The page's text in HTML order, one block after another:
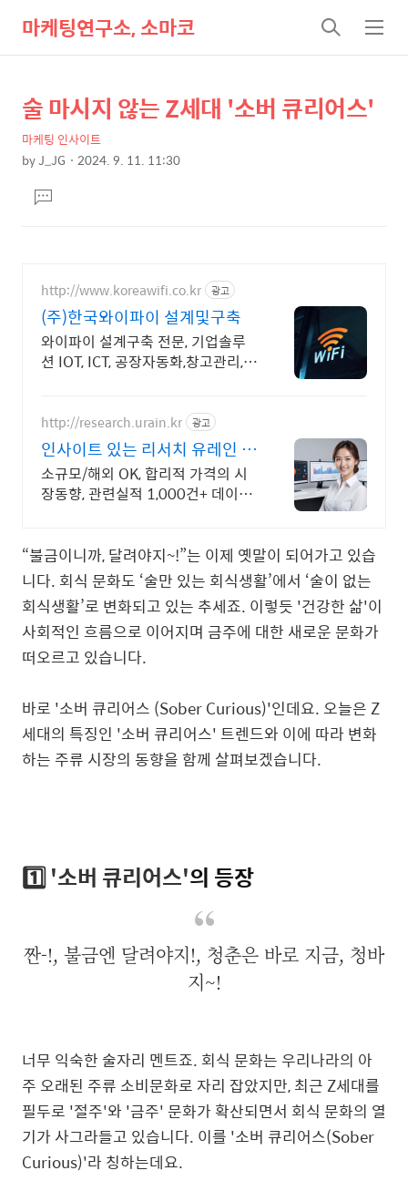
마케팅연구소, 소마코
검
색
메
뉴
상
세
컨
텐
츠
본
문
제
목
술 마시지 않는 Z세대 '소버 큐리어스'
마케팅 인사이트
byJ_JG 2024. 9. 11. 11:30
문댓
글
http://www.koreawifi.co.kr 광고
(주)한국와이파이 설계및구축
와이파이 설계구축 전문, 기업솔루
션 IOT, ICT, 공장자동화,창고관리,재
업
http://research.urain.kr 광고
인사이트 있는 리서치 유레인 데
이터를 맞춤 보고서로 제작
소규모/해외 OK, 합리적 가격의 시
장동향, 관련실적 1,000건+ 데이터
“불금이니까, 달려야지~!”는 이제 옛말이 되어가고 있습
니다. 회식 문화도 ‘술만 있는 회식생활’에서 ‘술이 없는
회식생활’로 변화되고 있는 추세죠. 이렇듯 '건강한 삶'이
사회적인 흐름으로 이어지며 금주에 대한 새로운 문화가
떠오르고 있습니다.
바로 '소버 큐리어스 (Sober Curious)'인데요. 오늘은 Z
세대의 특징인 '소버 큐리어스' 트렌드와 이에 따라 변화
하는 주류 시장의 동향을 함께 살펴보겠습니다.
1️⃣ '소버 큐리어스'의 등장
짠-!, 불금엔 달려야지!, 청춘은 바로 지금, 청바
지~!
너무 익숙한 술자리 멘트죠. 회식 문화는 우리나라의 아
주 오래된 주류 소비문화로 자리 잡았지만, 최근 Z세대를
필두로 '절주'와 '금주' 문화가 확산되면서 회식 문화의 열
기가 사그라들고 있습니다. 이를 '소버 큐리어스(Sober
Curious)'라 칭하는데요.